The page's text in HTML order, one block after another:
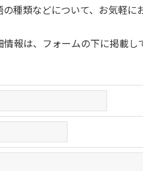
種類などについて、お気軽に
報は、フォームの下に掲載し